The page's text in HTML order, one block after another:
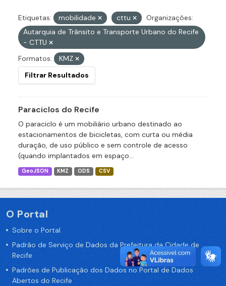
Etiquetas: mobilidade cttu
Organizações:
Autarquia de Trânsito e Transporte Urbano do Recife
- CTTU
Formatos:
KMZ
Filtrar Resultados
Paraciclos do Recife
O paraciclo é um mobiliário urbano destinado ao
estacionamentos de bicicletas, com curta ou média
duração, de uso público e sem controle de acesso
(quando implantados em espaço...
GeoJSON KMZ ODS CSV
O Portal
Sobre o Portal
Padrão de Serviço de Dados da Prefeitura da Cidade de
Recife
Padrões de Publicação dos Dados no Portal de Dados
Abertos do Recife